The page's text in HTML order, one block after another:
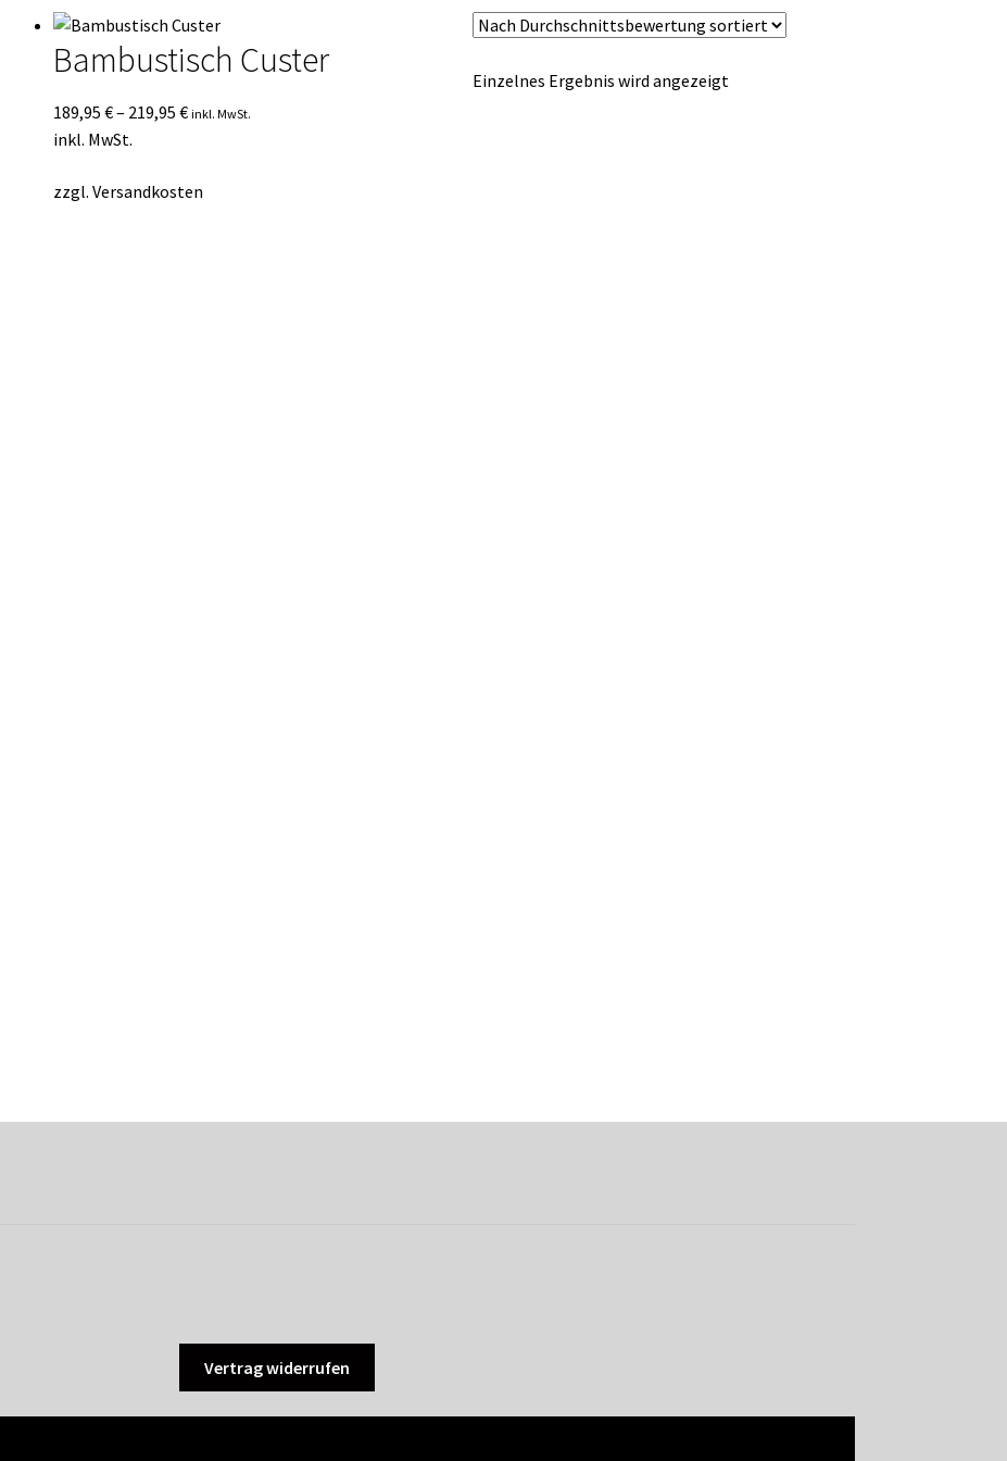
Bambustisch Custer
189,95 €– 219,95 € inkl. MwSt.
inkl. MwSt.
zzgl. Versandkosten
Einzelnes Ergebnis wird angezeigt
Vertrag widerrufen